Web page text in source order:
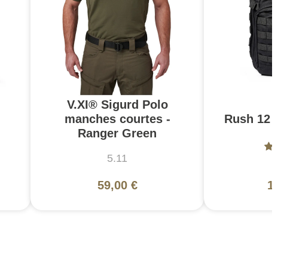
V.XI® Sigurd Polo
manches courtes -
Ranger Green
5.11
59,00 €
Rush 12